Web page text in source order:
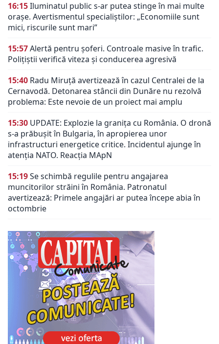
16:15Iluminatul public s-ar putea stinge în mai multe
orașe. Avertismentul specialiștilor: „Economiile sunt
mici, riscurile sunt mari”
15:57Alertă pentru șoferi. Controale masive în trafic.
Polițiștii verifică viteza și conducerea agresivă
15:40 Radu Miruță avertizează în cazul Centralei de la
Cernavodă. Detonarea stâncii din Dunăre nu rezolvă
problema: Este nevoie de un proiect mai amplu
15:30 UPDATE: Explozie la granița cu România. O dronă
s-a prăbușit în Bulgaria, în apropierea unor
infrastructuri energetice critice. Incidentul ajunge în
atenția NATO. Reacția MApN
15:19Se schimbă regulile pentru angajarea
muncitorilor străini în România. Patronatul
avertizează: Primele angajări ar putea începe abia în
octombrie